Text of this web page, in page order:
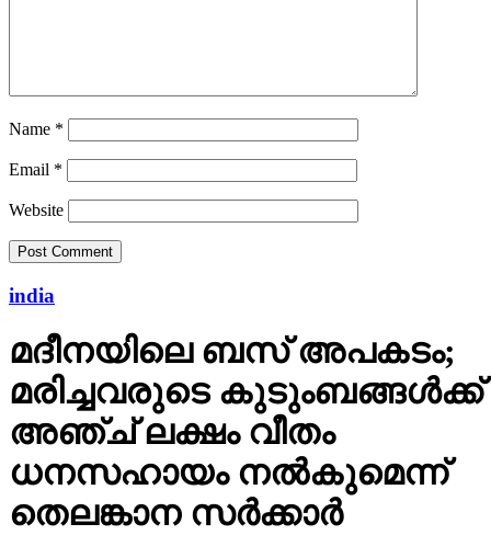
Name *
Email *
Website
india
മദീനയിലെ ബസ് അപകടം;
മരിച്ചവരുടെ കുടുംബങ്ങള്‍ക്ക്
അഞ്ച് ലക്ഷം വീതം
ധനസഹായം നല്‍കുമെന്ന്
തെലങ്കാന സര്‍ക്കാര്‍